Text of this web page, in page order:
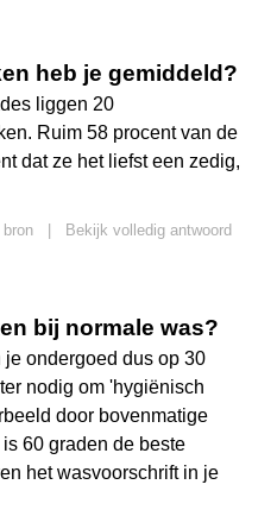
heb je gemiddeld?
liggen 20
Ruim 58 procent van de
dat ze het liefst een zedig,
Bekijk volledig antwoord
bij normale was?
je ondergoed dus op 30
nodig om 'hygiënisch
door bovenmatige
60 graden de beste
het wasvoorschrift in je